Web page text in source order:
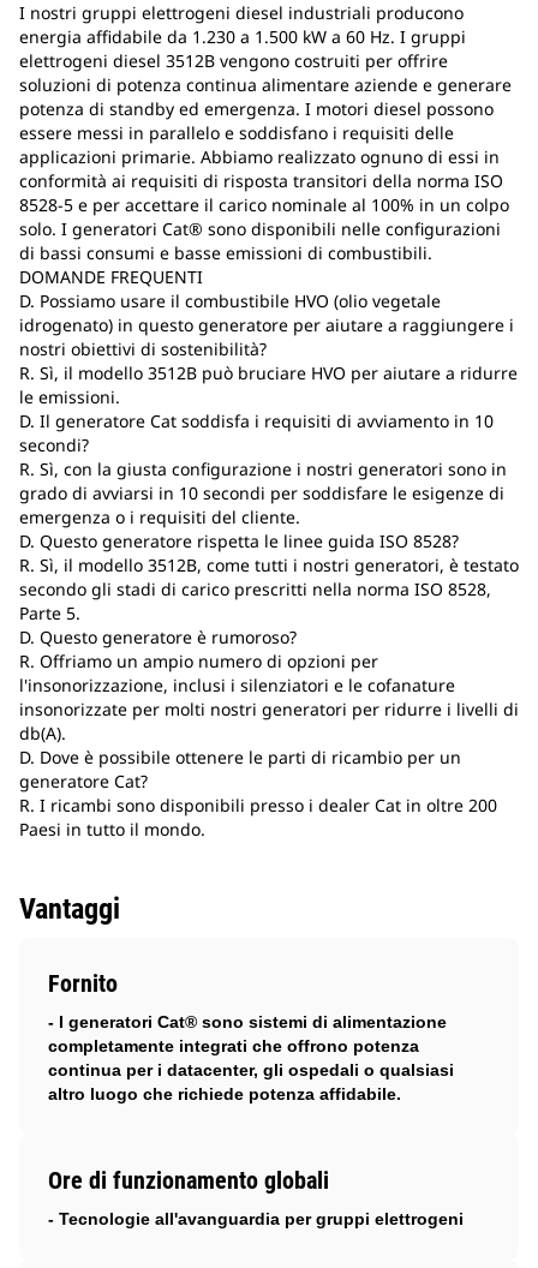
I nostri gruppi elettrogeni diesel industriali producono
energia affidabile da 1.230 a 1.500 kW a 60 Hz. I gruppi
elettrogeni diesel 3512B vengono costruiti per offrire
soluzioni di potenza continua alimentare aziende e generare
potenza di standby ed emergenza. I motori diesel possono
essere messi in parallelo e soddisfano i requisiti delle
applicazioni primarie. Abbiamo realizzato ognuno di essi in
conformità ai requisiti di risposta transitori della norma ISO
8528-5 e per accettare il carico nominale al 100% in un colpo
solo. I generatori Cat® sono disponibili nelle configurazioni
di bassi consumi e basse emissioni di combustibili.
DOMANDE FREQUENTI
D. Possiamo usare il combustibile HVO (olio vegetale
idrogenato) in questo generatore per aiutare a raggiungere i
nostri obiettivi di sostenibilità?
R. Sì, il modello 3512B può bruciare HVO per aiutare a ridurre
le emissioni.
D. Il generatore Cat soddisfa i requisiti di avviamento in 10
secondi?
R. Sì, con la giusta configurazione i nostri generatori sono in
grado di avviarsi in 10 secondi per soddisfare le esigenze di
emergenza o i requisiti del cliente.
D. Questo generatore rispetta le linee guida ISO 8528?
R. Sì, il modello 3512B, come tutti i nostri generatori, è testato
secondo gli stadi di carico prescritti nella norma ISO 8528,
Parte 5.
D. Questo generatore è rumoroso?
R. Offriamo un ampio numero di opzioni per
l'insonorizzazione, inclusi i silenziatori e le cofanature
insonorizzate per molti nostri generatori per ridurre i livelli di
db(A).
D. Dove è possibile ottenere le parti di ricambio per un
generatore Cat?
R. I ricambi sono disponibili presso i dealer Cat in oltre 200
Paesi in tutto il mondo.
Vantaggi
Fornito
- I generatori Cat® sono sistemi di alimentazione
completamente integrati che offrono potenza
continua per i datacenter, gli ospedali o qualsiasi
altro luogo che richiede potenza affidabile.
Ore di funzionamento globali
- Tecnologie all'avanguardia per gruppi elettrogeni